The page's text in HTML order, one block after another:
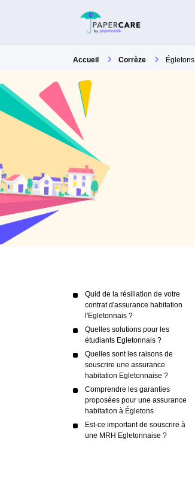
Accueil Corrèze Égletons
Quid de la résiliation de votre
contrat d'assurance habitation
l'Egletonnais ?
Quelles solutions pour les
étudiants Egletonnais ?
Quelles sont les raisons de
souscrire une assurance
habitation Egletonnaise ?
Comprendre les garanties
proposées pour une assurance
habitation à Égletons
Est-ce important de souscrire à
une MRH Egletonnaise ?